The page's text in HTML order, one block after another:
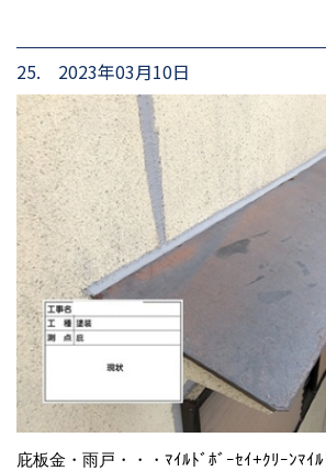
25. 2023年03月10日
庇板金・雨戸・・・ﾏｲﾙﾄﾞﾎﾞｰｾｲ+ｸﾘｰﾝﾏｲ